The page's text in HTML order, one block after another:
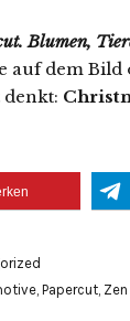
Blumen,
auf dem Bild
, Papercut, Zen